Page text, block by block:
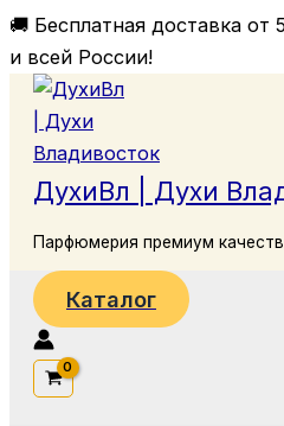
🚚 Бесплатная доставка
и всей России!
Перейти
содержимому
ДухиВл | Духи
Парфюмерия премиум
Каталог